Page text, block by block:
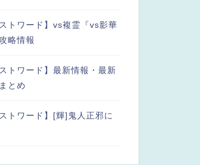
ストワード】vs複霊『vs影華
略情報
トワード】最新情報・最新
とめ
トワード】[輝]鬼人正邪に